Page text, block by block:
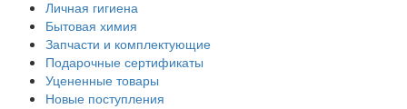
Личная гигиена
Бытовая химия
Запчасти и комплектующие
Подарочные сертификаты
Уцененные товары
Новые поступления